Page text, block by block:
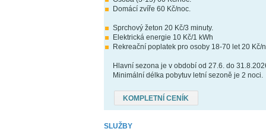
Domácí zvíře 60 Kč/noc.
Sprchový žeton 20 Kč/3 minuty.
Elektrická energie 10 Kč/1 kWh
Rekreační poplatek pro osoby 18-70 let 20 Kč/
Hlavní sezona je v období od 27.6. do
Minimální délka pobytuv letní sezoně je 2 noci.
KOMPLETNÍ CENÍK
SLUŽBY